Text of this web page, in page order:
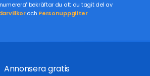
bekräftar du att du tagit del av
och Personuppgifter
Annonsera gratis